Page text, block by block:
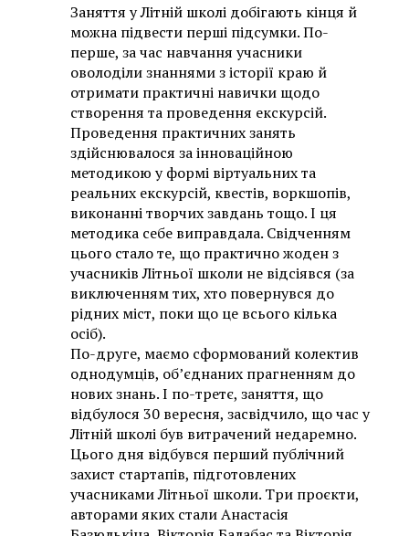
Заняття у Літній школі добігають кінця й
можна підвести перші підсумки. По-
перше, за час навчання учасники
оволоділи знаннями з історії краю й
отримати практичні навички щодо
створення та проведення екскурсій.
Проведення практичних занять
здійснювалося за інноваційною
методикою у формі віртуальних та
реальних екскурсій, квестів, воркшопів,
виконанні творчих завдань тощо. І ця
методика себе виправдала. Свідченням
цього стало те, що практично жоден з
учасників Літньої школи не відсіявся (за
виключенням тих, хто повернувся до
рідних міст, поки що це всього кілька
осіб).
По-друге, маємо сформований колектив
однодумців, об’єднаних прагненням до
нових знань. І по-третє, заняття, що
відбулося 30 вересня, засвідчило, що час у
Літній школі був витрачений недаремно.
Цього дня відбувся перший публічний
захист стартапів, підготовлених
учасниками Літньої школи. Три проєкти,
авторами яких стали Анастасія